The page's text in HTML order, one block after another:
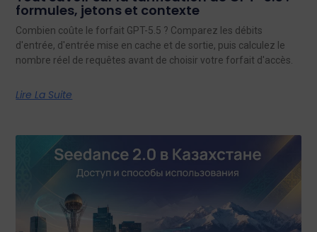
formules, jetons et contexte
Combien coûte le forfait GPT-5.5 ? Comparez les débits
d'entrée, d'entrée mise en cache et de sortie, puis calculez le
nombre réel de requêtes avant de choisir votre forfait d'accès.
Lire La Suite